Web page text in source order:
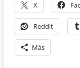
X
Reddit
Más